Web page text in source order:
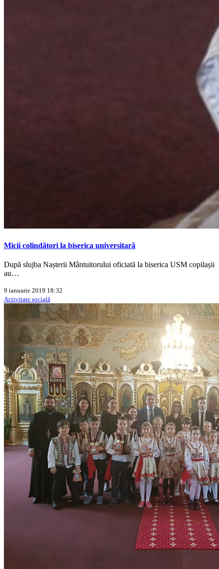
Micii colindători la biserica universitară
După slujba Nașterii Mântuitorului oficiată la biserica USM copilașii
au…
9 ianuarie 2019 18:32
Activitate socială